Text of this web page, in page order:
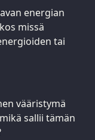
energian
missä
tai
vääristymä
sallii tämän